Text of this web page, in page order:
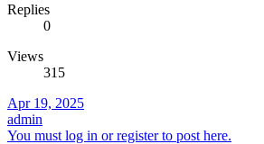
Replies
0
Views
315
Apr 19, 2025
admin
You must log in or register to post here.